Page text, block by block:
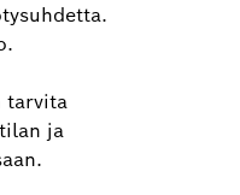
tarvita
ja